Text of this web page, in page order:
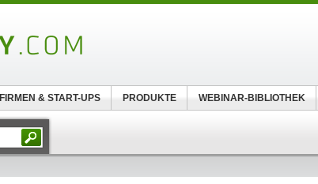
FIRMEN & START-UPS PRODUKTE WEBINAR-BIBLIOTHEK